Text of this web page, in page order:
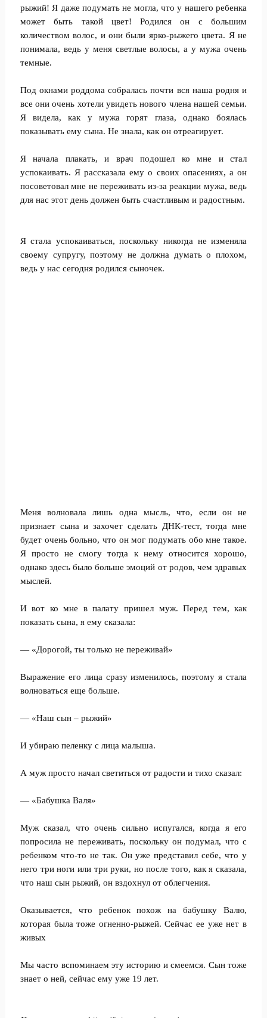
рыжий! Я даже подумать не могла, что у нашего ребенка
может быть такой цвет! Родился он с большим
количеством волос, и они были ярко-рыжего цвета. Я не
понимала, ведь у меня светлые волосы, а у мужа очень
темные.
Под окнами роддома собралась почти вся наша родня и
все они очень хотели увидеть нового члена нашей семьи.
Я видела, как у мужа горят глаза, однако боялась
показывать ему сына. Не знала, как он отреагирует.
Я начала плакать, и врач подошел ко мне и стал
успокаивать. Я рассказала ему о своих опасениях, а он
посоветовал мне не переживать из-за реакции мужа, ведь
для нас этот день должен быть счастливым и радостным.
Я стала успокаиваться, поскольку никогда не изменяла
своему супругу, поэтому не должна думать о плохом,
ведь у нас сегодня родился сыночек.
Меня волновала лишь одна мысль, что, если он не
признает сына и захочет сделать ДНК-тест, тогда мне
будет очень больно, что он мог подумать обо мне такое.
Я просто не смогу тогда к нему относится хорошо,
однако здесь было больше эмоций от родов, чем здравых
мыслей.
И вот ко мне в палату пришел муж. Перед тем, как
показать сына, я ему сказала:
— «Дорогой, ты только не переживай»
Выражение его лица сразу изменилось, поэтому я стала
волноваться еще больше.
— «Наш сын – рыжий»
И убираю пеленку с лица малыша.
А муж просто начал светиться от радости и тихо сказал:
— «Бабушка Валя»
Муж сказал, что очень сильно испугался, когда я его
попросила не переживать, поскольку он подумал, что с
ребенком что-то не так. Он уже представил себе, что у
него три ноги или три руки, но после того, как я сказала,
что наш сын рыжий, он вздохнул от облегчения.
Оказывается, что ребенок похож на бабушку Валю,
которая была тоже огненно-рыжей. Сейчас ее уже нет в
живых
Мы часто вспоминаем эту историю и смеемся. Сын тоже
знает о ней, сейчас ему уже 19 лет.